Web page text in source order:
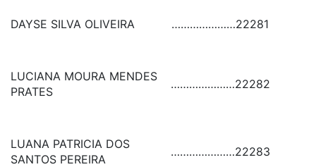
DAYSE SILVA OLIVEIRA …………………22281
LUCIANA MOURA MENDES
PRATES
…………………22282
LUANA PATRICIA DOS
SANTOS PEREIRA
…………………22283